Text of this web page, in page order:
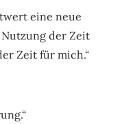
eine neue
der Zeit
Zeit für mich.“